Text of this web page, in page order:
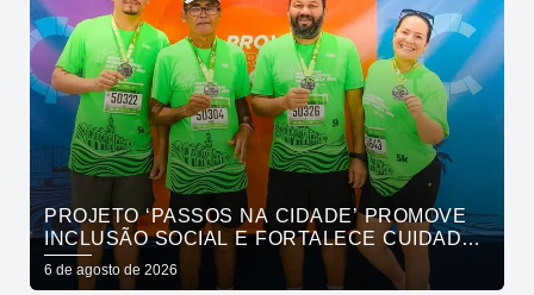
PROJETO ‘PASSOS NA CIDADE’ PROMOVE
INCLUSÃO SOCIAL E FORTALECE CUIDADO
EM SAÚDE MENTAL POR MEIO DA CORRIDA
6 de agosto de 2026